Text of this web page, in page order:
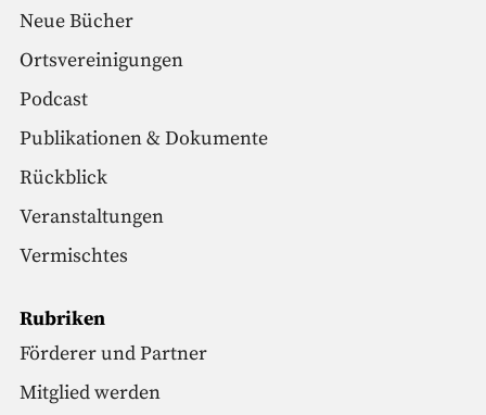
Neue Bücher
Ortsvereinigungen
Podcast
Publikationen & Dokumente
Rückblick
Veranstaltungen
Vermischtes
Rubriken
Förderer und Partner
Mitglied werden